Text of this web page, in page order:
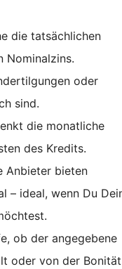
die tatsächlichen
Nominalzins.
oder
sind.
die monatliche
des Kredits.
Anbieter bieten
– ideal, wenn Du
ob der angegebene
oder von der Bonität